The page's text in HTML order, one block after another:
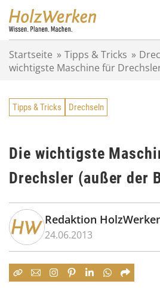
Startseite » Tipps & Tricks »
wichtigste Maschine für
Tipps & Tricks Drechseln
Die wichtigste
Drechsler (außer der
Redaktion
24.06.2013